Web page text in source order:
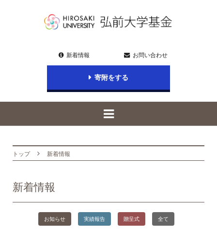
新着情報 お問い合わせ
寄附をする
トップ 新着情報
新着情報
お知らせ 実績報告 贈呈式 全て